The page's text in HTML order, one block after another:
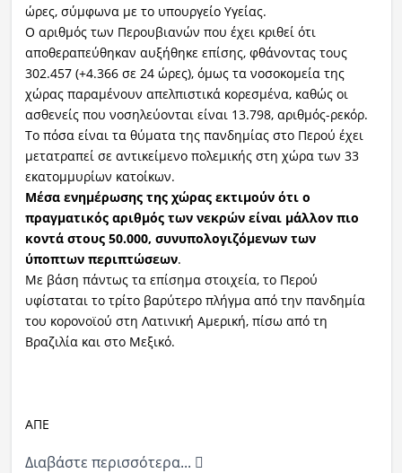
ώρες, σύμφωνα με το υπουργείο Υγείας.
Ο αριθμός των Περουβιανών που έχει κριθεί ότι
αποθεραπεύθηκαν αυξήθηκε επίσης, φθάνοντας τους
302.457 (+4.366 σε 24 ώρες), όμως τα νοσοκομεία της
χώρας παραμένουν απελπιστικά κορεσμένα, καθώς οι
ασθενείς που νοσηλεύονται είναι 13.798, αριθμός-ρεκόρ.
Το πόσα είναι τα θύματα της πανδημίας στο Περού έχει
μετατραπεί σε αντικείμενο πολεμικής στη χώρα των 33
εκατομμυρίων κατοίκων.
Μέσα ενημέρωσης της χώρας εκτιμούν ότι ο
πραγματικός αριθμός των νεκρών είναι μάλλον πιο
κοντά στους 50.000, συνυπολογιζόμενων των
ύποπτων περιπτώσεων.
Με βάση πάντως τα επίσημα στοιχεία, το Περού
υφίσταται το τρίτο βαρύτερο πλήγμα από την πανδημία
του κορονοϊού στη Λατινική Αμερική, πίσω από τη
Βραζιλία και στο Μεξικό.
ΑΠΕ
Διαβάστε περισσότερα...